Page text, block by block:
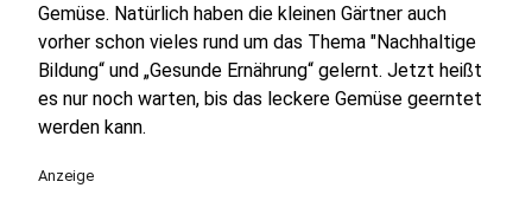
Gemüse. Natürlich haben die kleinen Gärtner auch
vorher schon vieles rund um das Thema "Nachhaltige
Bildung“ und „Gesunde Ernährung“ gelernt. Jetzt heißt
es nur noch warten, bis das leckere Gemüse geerntet
werden kann.
Anzeige